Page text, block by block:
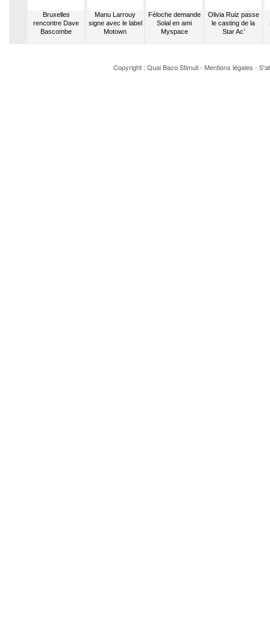
Bruxelles
rencontre Dave
Bascombe
Manu Larrouy
signe avec le label
Motown
Féloche demande
Solal en ami
Myspace
Olivia Ruiz passe
le casting de la
Star Ac’
Copyright : Quai BacoStimuli- Mentions légales -